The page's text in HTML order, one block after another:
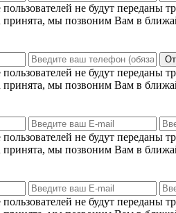
не будут переданы
принята, мы позвоним Вам в
не будут переданы
принята, мы позвоним Вам в
не будут переданы
принята, мы позвоним Вам в
не будут переданы